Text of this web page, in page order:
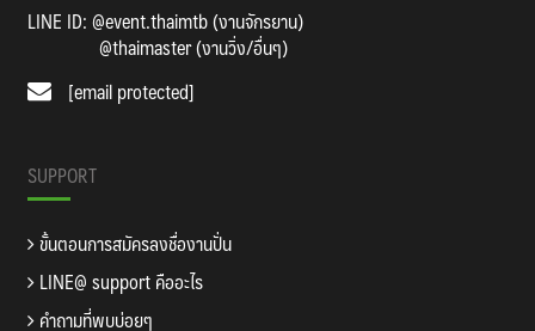
LINE ID:@event.thaimtb (งานจักรยาน)
@thaimaster (งานวิ่ง/อื่นๆ)
[email protected]
SUPPORT
ขั้นตอนการสมัครลงชื่องานปั่น
LINE@ support คืออะไร
คำถามที่พบบ่อยๆ